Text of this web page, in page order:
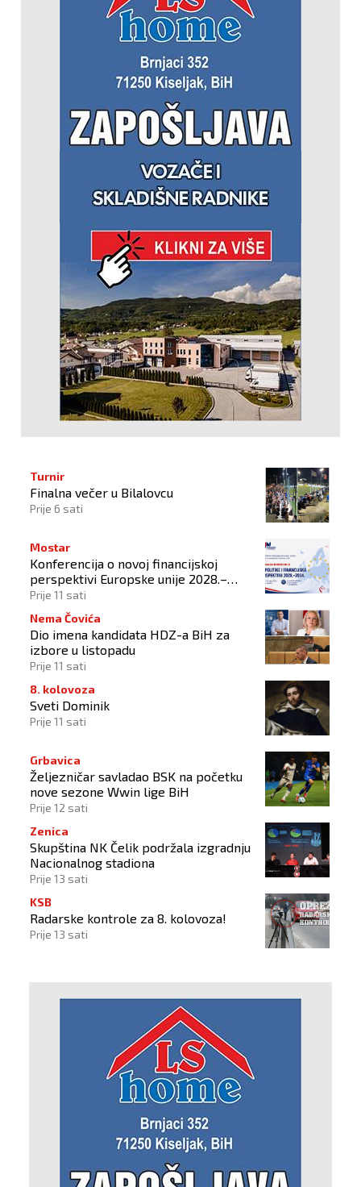
Turnir
Finalna večer u Bilalovcu
Prije 6 sati
Mostar
Konferencija o novoj financijskoj
perspektivi Europske unije 2028.–
2034.
Prije 11 sati
Nema Čovića
Dio imena kandidata HDZ-a BiH za
izbore u listopadu
Prije 11 sati
8. kolovoza
Sveti Dominik
Prije 11 sati
Grbavica
Željezničar savladao BSK na početku
nove sezone Wwin lige BiH
Prije 12 sati
Zenica
Skupština NK Čelik podržala izgradnju
Nacionalnog stadiona
Prije 13 sati
KSB
Radarske kontrole za 8. kolovoza!
Prije 13 sati